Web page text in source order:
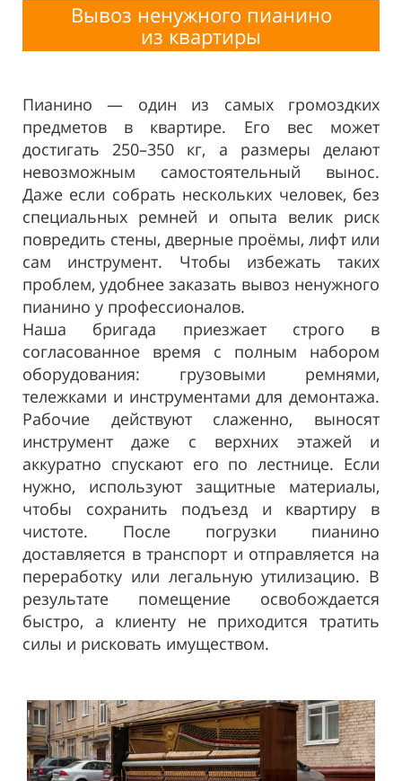
Вывоз ненужного пианино
из квартиры
Пианино — один из самых громоздких
предметов в квартире. Его вес может
достигать 250–350 кг, а размеры делают
невозможным самостоятельный вынос.
Даже если собрать нескольких человек, без
специальных ремней и опыта велик риск
повредить стены, дверные проёмы, лифт или
сам инструмент. Чтобы избежать таких
проблем, удобнее заказать вывоз ненужного
пианино у профессионалов.
Наша бригада приезжает строго в
согласованное время с полным набором
оборудования: грузовыми ремнями,
тележками и инструментами для демонтажа.
Рабочие действуют слаженно, выносят
инструмент даже с верхних этажей и
аккуратно спускают его по лестнице. Если
нужно, используют защитные материалы,
чтобы сохранить подъезд и квартиру в
чистоте. После погрузки пианино
доставляется в транспорт и отправляется на
переработку или легальную утилизацию. В
результате помещение освобождается
быстро, а клиенту не приходится тратить
силы и рисковать имуществом.